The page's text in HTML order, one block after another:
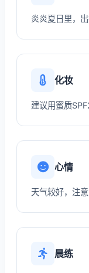
炎炎夏日里，
化妆
建议用蜜质
心情
天气较好，注
晨练